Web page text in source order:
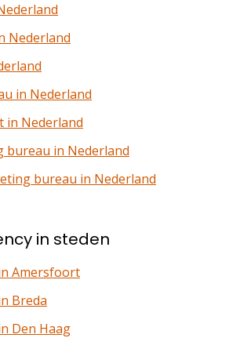
Nederland
in Nederland
in Nederland
bureau in Nederland
bureau in Nederland
in steden
Amersfoort
Breda
Den Haag